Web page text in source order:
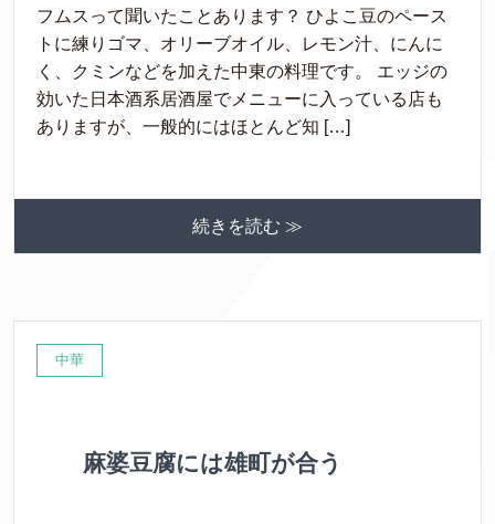
フムスって聞いたことあります？ ひよこ豆のペース
トに練りゴマ、オリーブオイル、レモン汁、にんに
く、クミンなどを加えた中東の料理です。 エッジの
効いた日本酒系居酒屋でメニューに入っている店も
ありますが、一般的にはほとんど知 […]
続きを読む ≫
中華
麻婆豆腐には雄町が合う